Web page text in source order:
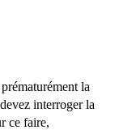
la
interroger la
ce faire,